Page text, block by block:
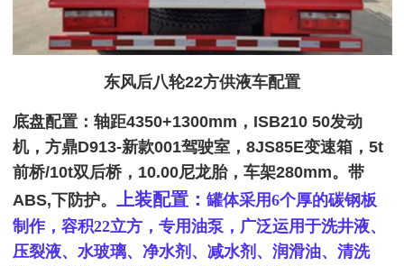
东风后八轮22方供液车配置
底盘配置： 轴距4350+1300mm，ISB210 50发动
机，方鼎D913-新款001驾驶室，8JS85E变速箱，5t
前桥/10t双后桥，10.00尼龙胎，车架280mm。带
ABS,下防护。 上装配置： 罐体采用6个厚的碳钢板
制作，容积22立方，专用油泵， 广泛运用于洗井液、
压裂液、水玻璃、净水剂、减水剂、润滑油、清洗